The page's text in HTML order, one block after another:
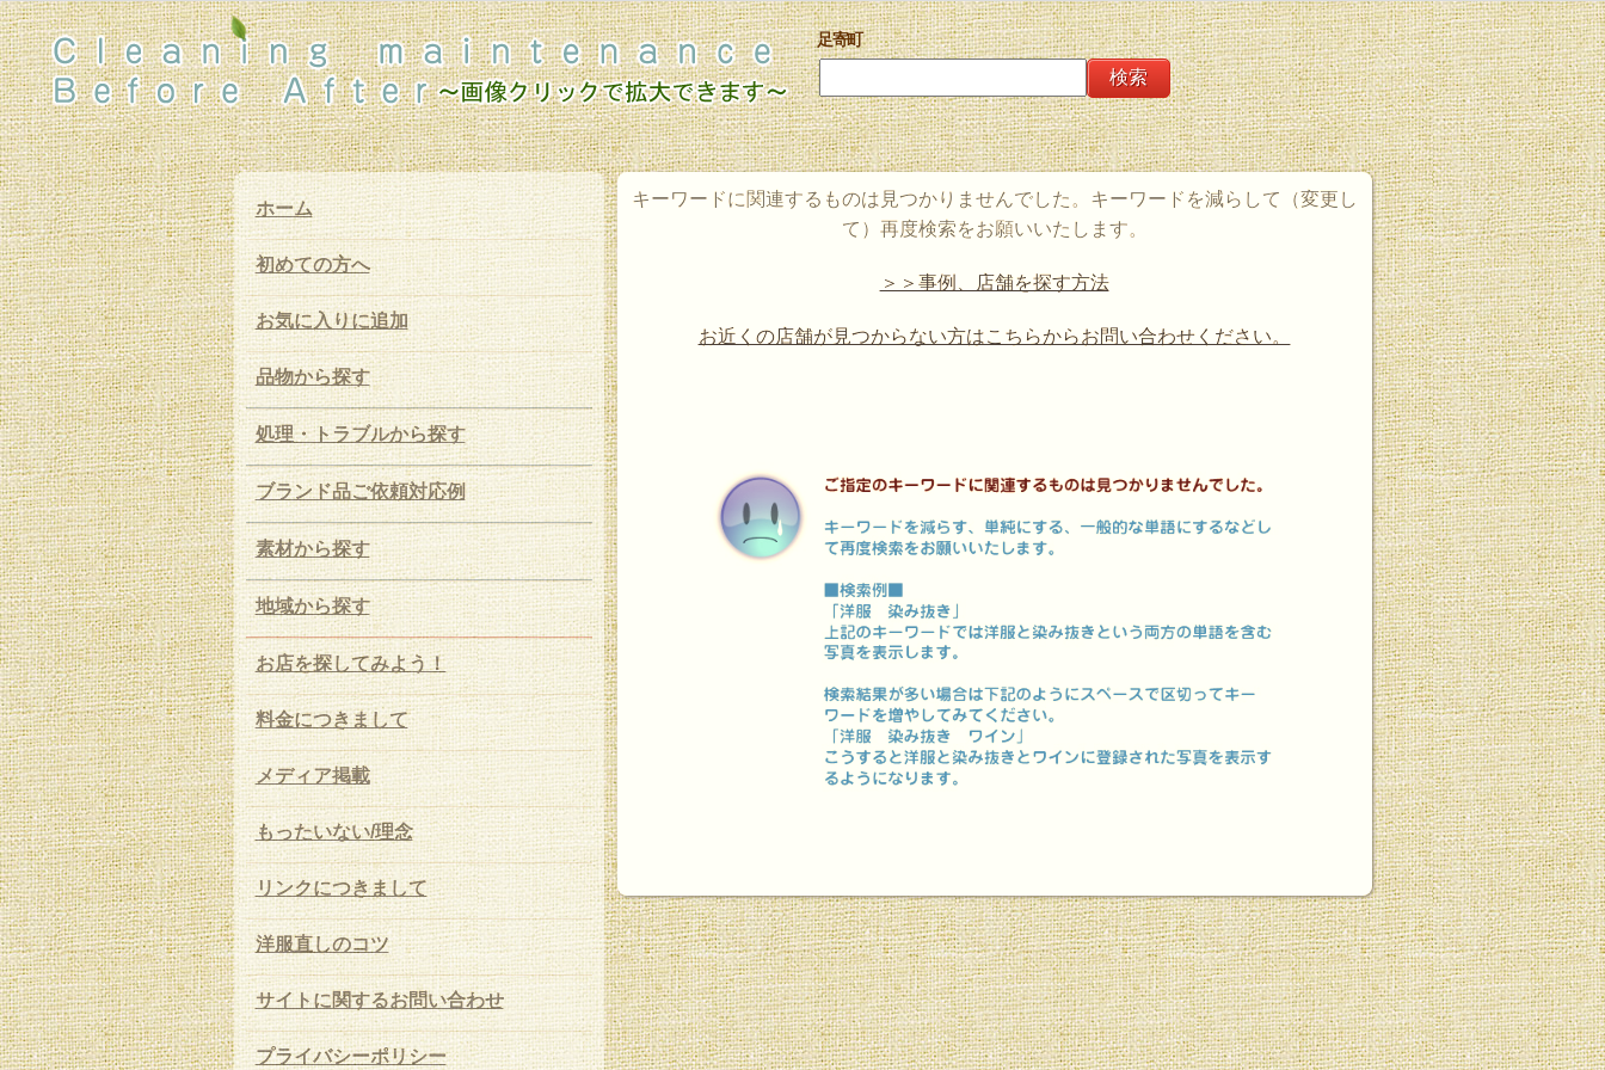
足寄町
ホーム
初めての方へ
お気に入りに追加
品物から探す
処理・トラブルから探す
ブランド品ご依頼対応例
素材から探す
地域から探す
お店を探してみよう！
料金につきまして
メディア掲載
もったいない/理念
リンクにつきまして
洋服直しのコツ
サイトに関するお問い合わせ
プライバシーポリシー
キーワードに関連するものは見つかりませんでした。キーワードを減らして（変更し
て）再度検索をお願いいたします。
＞＞事例、店舗を探す方法
お近くの店舗が見つからない方はこちらからお問い合わせください。